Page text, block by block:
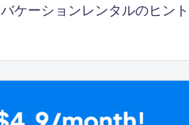
バケーションレンタルのヒント